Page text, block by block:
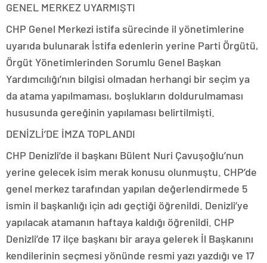
GENEL MERKEZ UYARMIŞTI
CHP Genel Merkezi istifa sürecinde il yönetimlerine
uyarıda bulunarak İstifa edenlerin yerine Parti Örgütü,
Örgüt Yönetimlerinden Sorumlu Genel Başkan
Yardımcılığı’nın bilgisi olmadan herhangi bir seçim ya
da atama yapılmaması, boşlukların doldurulmaması
hususunda gereğinin yapılaması belirtilmişti.
DENİZLİ’DE İMZA TOPLANDI
CHP Denizli’de il başkanı Bülent Nuri Çavuşoğlu’nun
yerine gelecek isim merak konusu olunmuştu. CHP’de
genel merkez tarafından yapılan değerlendirmede 5
ismin il başkanlığı için adı geçtiği öğrenildi. Denizli’ye
yapılacak atamanın haftaya kaldığı öğrenildi. CHP
Denizli’de 17 ilçe başkanı bir araya gelerek İl Başkanını
kendilerinin seçmesi yönünde resmi yazı yazdığı ve 17